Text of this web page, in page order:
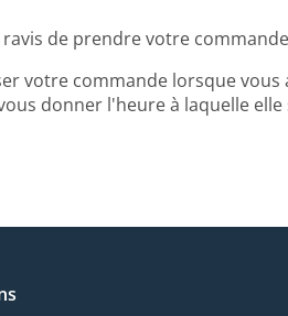
de prendre votre
votre commande lorsque vous
donner l'heure à laquelle elle